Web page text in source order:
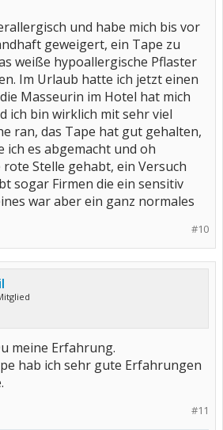
und habe mich bis vor
geweigert, ein Tape zu
weiße hypoallergische Pflaster
Im Urlaub hatte ich jetzt einen
Masseurin im Hotel hat mich
ich bin wirklich mit sehr viel
ran, das Tape hat gut gehalten,
ich es abgemacht und oh
Stelle gehabt, ein Versuch
sogar Firmen die ein sensitiv
war aber ein ganz normales
#10
meine Erfahrung.
hab ich sehr gute Erfahrungen
#11